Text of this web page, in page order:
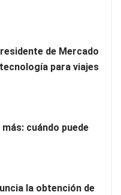
técnica de los
de Mercado
para viajes
cuándo puede
la obtención de